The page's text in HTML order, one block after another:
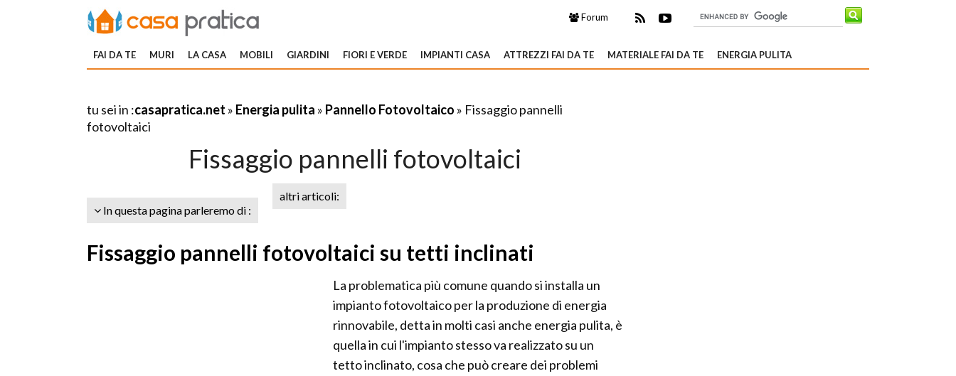
Forum
FAI DA TE MURI LA CASA MOBILI GIARDINI FIORI E VERDE IMPIANTI CASA ATTREZZI FAI DA TE MATERIALE FAI DA TE ENERGIA PULITA
tu sei in :casapratica.net » Energia pulita » Pannello Fotovoltaico » Fissaggio pannelli
fotovoltaici
Fissaggio pannelli fotovoltaici
In questa pagina parleremo di :
altri articoli:
Fissaggio pannelli fotovoltaici su tetti inclinati
La problematica più comune quando si installa un
impianto fotovoltaico per la produzione di energia
rinnovabile, detta in molti casi anche energia pulita, è
quella in cui l'impianto stesso va realizzato su un
tetto inclinato, cosa che può creare dei problemi